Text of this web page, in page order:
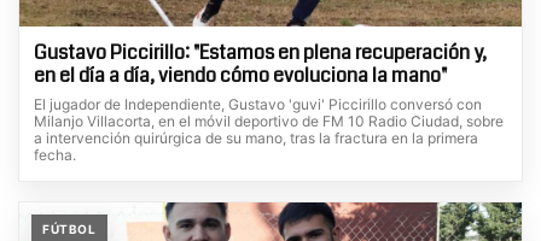
Gustavo Piccirillo: "Estamos en plena recuperación y,
en el día a día, viendo cómo evoluciona la mano"
El jugador de Independiente, Gustavo 'guvi' Piccirillo conversó con
Milanjo Villacorta, en el móvil deportivo de FM 10 Radio Ciudad, sobre
a intervención quirúrgica de su mano, tras la fractura en la primera
fecha.
FÚTBOL